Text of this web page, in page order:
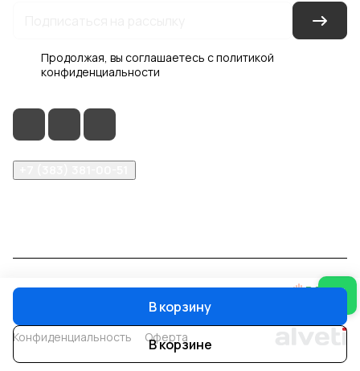
В корзину
В корзине
Продолжая, вы соглашаетесь сполитикой
конфиденциальности
© 2026 Интер-Двери
Конфиденциальность Оферта